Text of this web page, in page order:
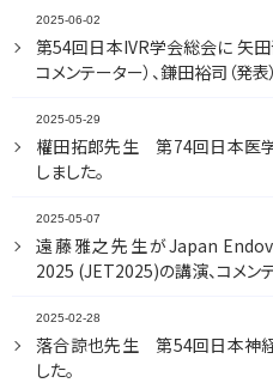
2025-06-02
第54回日本IVR学会総会に 矢田
コメンテーター）、鎌田裕司（発表
2025-05-29
權田拓郎先生 第74回日本医
しました。
2025-05-07
遠藤雅之先生がJapan
2025 (JET2025)の講演、コメンテ
2025-02-28
落合諒也先生 第54回日本神
した。